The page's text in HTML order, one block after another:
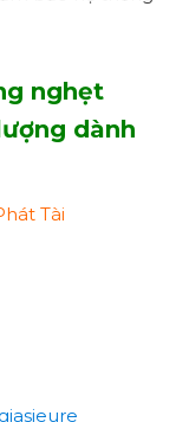
nghẹt
dành
Tài